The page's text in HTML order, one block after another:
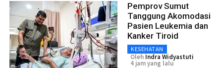
Pemprov Sumut
Tanggung Akomodasi
Pasien Leukemia dan
Kanker Tiroid
KESEHATAN
Oleh Indra Widyastuti
4 jam yang lalu